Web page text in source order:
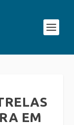
EM